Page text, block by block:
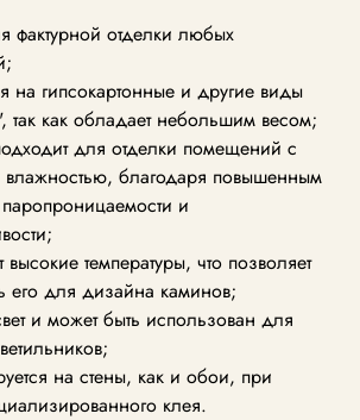
фактурной отделки любых
на гипсокартонные и другие виды
так как обладает небольшим весом;
для отделки помещений с
благодаря повышенным
и
температуры, что позволяет
его для дизайна каминов;
и может быть использован для
на стены, как и обои, при
клея.